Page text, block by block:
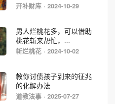
开补财库 · 2024-10-29
男人烂桃花多，可以借助
桃花斩来帮忙，...
斩烂桃花 · 2024-10-02
教你讨债孩子到来的征兆
的化解办法
道教法事 · 2025-07-27